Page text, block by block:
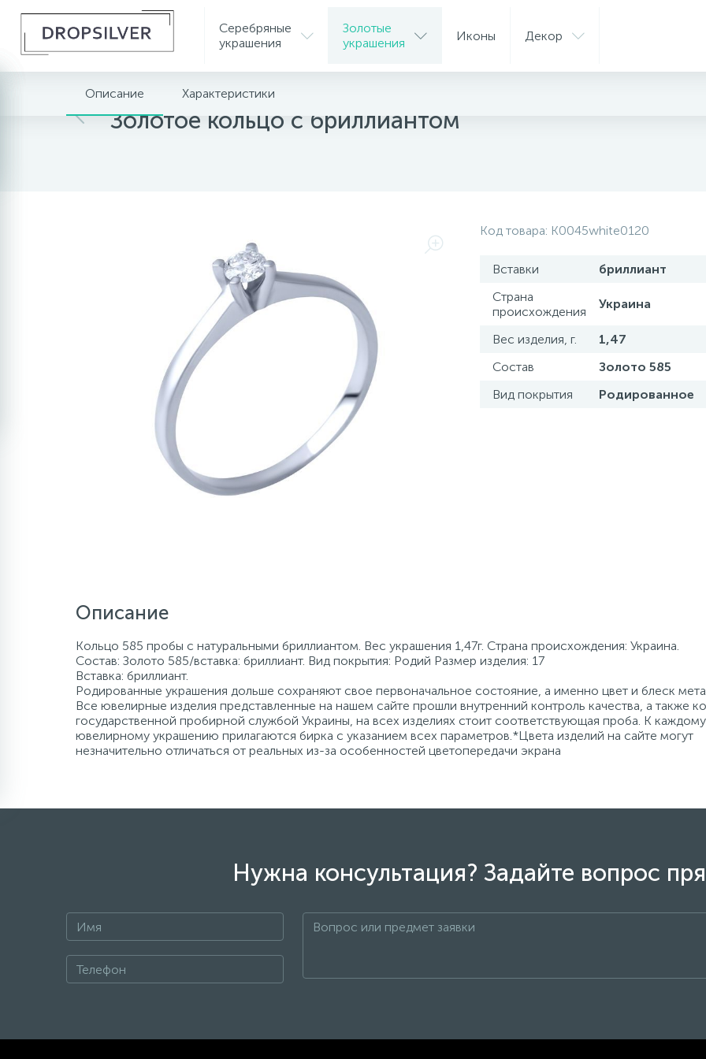
Серебряные
украшения
Золотые
украшения
Иконы Декор
Главная Золотые украшения
Золотое кольцо с бриллиантом
Описание Характеристики
Код товара: K0045white0120
Вставки
бриллиант
Страна
происхождения
Украина
Вес изделия, г.
1,47
Состав
Золото 585
Вид покрытия
Родированное
Описание
Кольцо 585 пробы с натуральными бриллиантом. Вес украшения 1,47г. Страна происхождения: Украина.
Состав: Золото 585/вставка: бриллиант. Вид покрытия: Родий Размер изделия: 17
Вставка: бриллиант.
Родированные украшения дольше сохраняют свое первоначальное состояние, а именно цвет и блеск
Все ювелирные изделия представленные на нашем сайте прошли внутренний контроль качества, а также
государственной пробирной службой Украины, на всех изделиях стоит соответствующая проба. К каждому
ювелирному украшению прилагаются бирка с указанием всех параметров.*Цвета изделий на сайте могут
незначительно отличаться от реальных из-за особенностей цветопередачи экрана
Нужна консультация? Задайте вопрос